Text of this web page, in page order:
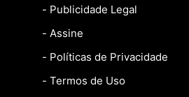
- Publicidade Legal
- Assine
- Políticas de Privacidade
- Termos de Uso